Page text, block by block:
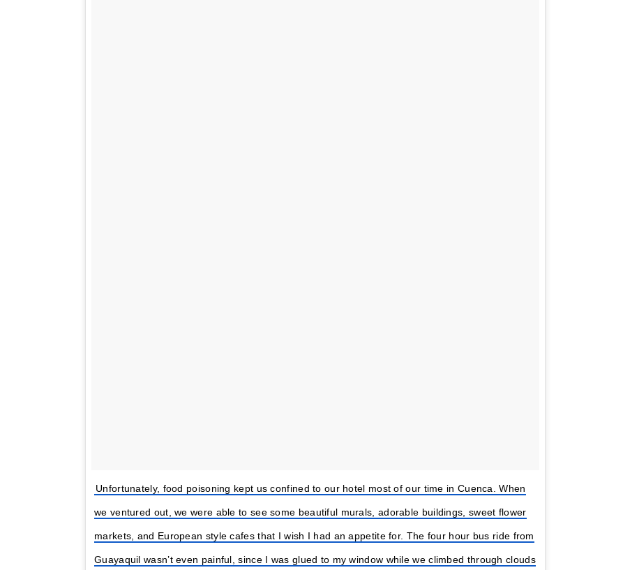
Unfortunately, food poisoning kept us confined to our hotel most of our time in Cuenca. When
we ventured out, we were able to see some beautiful murals, adorable buildings, sweet flower
markets, and European style cafes that I wish I had an appetite for. The four hour bus ride from
Guayaquil wasn’t even painful, since I was glued to my window while we climbed through clouds